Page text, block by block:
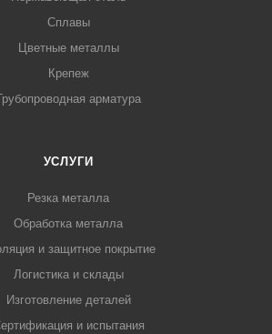
Сплавы
Цветные металлы
Крепеж
арматура
УСЛУГИ
Резка металла
Обработка металла
и защитное покрытие
Логистика и склады
Изготовление деталей
и испытания